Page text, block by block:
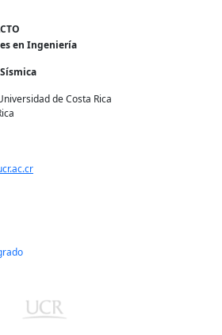
en Ingeniería
de Costa Rica